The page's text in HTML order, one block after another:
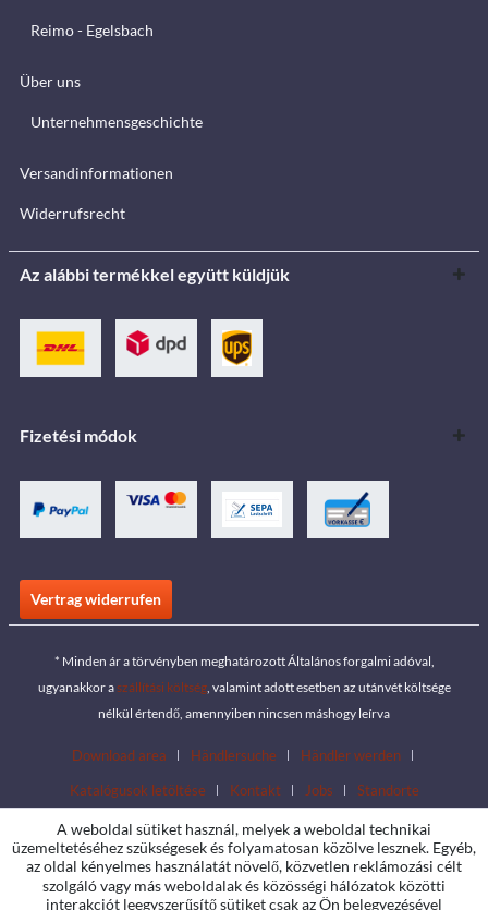
Reimo - Egelsbach
Über uns
Unternehmensgeschichte
Versandinformationen
Widerrufsrecht
Az alábbi termékkel együtt küldjük
Fizetési módok
Vertrag widerrufen
* Minden ár a törvényben meghatározott Általános forgalmi adóval,
ugyanakkor aszállítási költség, valamint adott esetben az utánvét költsége
nélkül értendő, amennyiben nincsen máshogy leírva
Download area Händlersuche
Händler werden
Katalógusok letöltése
Kontakt Jobs Standorte
A weboldal sütiket használ, melyek a weboldal technikai
üzemeltetéséhez szükségesek és folyamatosan közölve lesznek. Egyéb,
az oldal kényelmes használatát növelő, közvetlen reklámozási célt
szolgáló vagy más weboldalak és közösségi hálózatok közötti
interakciót leegyszerűsítő sütiket csak az Ön belegyezésével